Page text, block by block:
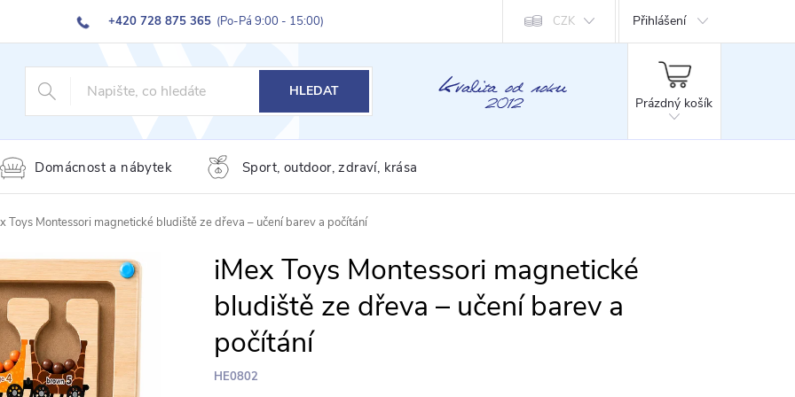
+420 728 875 365 (Po-Pá 9:00 - 15:00) CZK Přihlášení
HLEDAT
NÁKUPNÍ
Prázdný košík
Domácnost a nábytek Sport, outdoor, zdraví, krása
Toys Montessori magnetické bludiště ze dřeva – učení barev a počítání
iMex Toys Montessori magnetické
bludiště ze dřeva – učení barev a
počítání
HE0802